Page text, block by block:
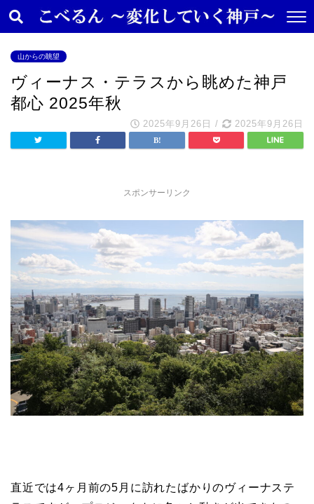
山からの眺望
ヴィーナス・テラスから眺めた神戸
都心 2025年秋
2025年9月26日 / 2025年9月26日
スポンサーリンク
直近では4ヶ月前の5月に訪れたばかりのヴィーナステ